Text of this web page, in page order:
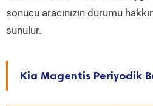
sonucu aracınızın durumu
sunulur.
Kia Magentis Periyodik